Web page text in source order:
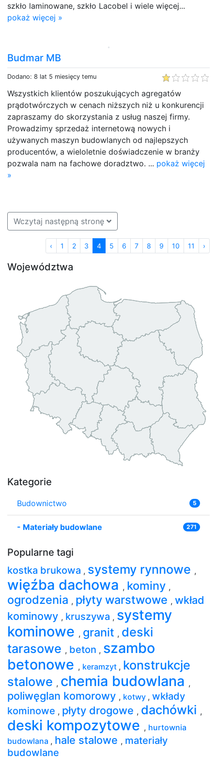
szkło laminowane, szkło Lacobel i wiele więcej...
pokaż więcej »
Budmar MB
Dodano: 8 lat 5 miesięcy temu
Wszystkich klientów poszukujących agregatów
prądotwórczych w cenach niższych niż u konkurencji
zapraszamy do skorzystania z usług naszej firmy.
Prowadzimy sprzedaż internetową nowych i
używanych maszyn budowlanych od najlepszych
producentów, a wieloletnie doświadczenie w branży
pozwala nam na fachowe doradztwo. ... pokaż więcej
»
Wczytaj następną stronę
‹ 1 2 3 4 5 6 7 8 9 10 11 ›
Województwa
Kategorie
Budownictwo 5
- Materiały budowlane 271
Popularne tagi
kostka brukowa , systemy rynnowe ,
więźba dachowa , kominy ,
ogrodzenia , płyty warstwowe , wkład
kominowy , kruszywa , systemy
kominowe , granit , deski
tarasowe , beton , szambo
betonowe , keramzyt , konstrukcje
stalowe , chemia budowlana ,
poliwęglan komorowy , kotwy , wkłady
kominowe , płyty drogowe , dachówki ,
deski kompozytowe , hurtownia
budowlana , hale stalowe , materiały
budowlane